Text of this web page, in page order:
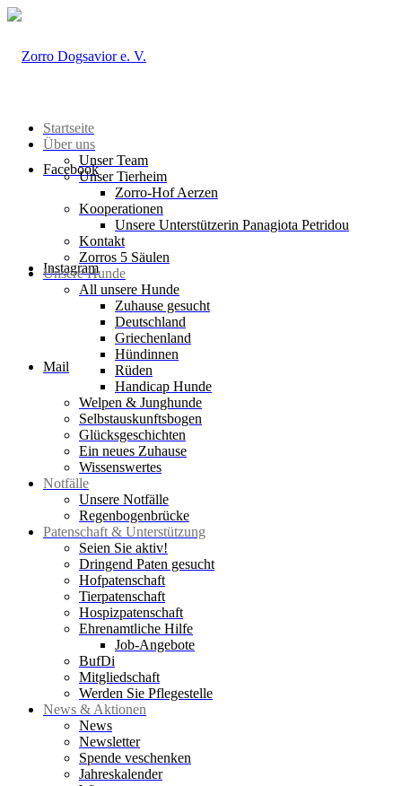
Facebook
Instagram
Mail
Startseite
Über uns
Unser Team
Unser Tierheim
Zorro-Hof Aerzen
Kooperationen
Unsere Unterstützerin Panagiota Petridou
Kontakt
Zorros 5 Säulen
Unsere Hunde
All unsere Hunde
Zuhause gesucht
Deutschland
Griechenland
Hündinnen
Rüden
Handicap Hunde
Welpen & Junghunde
Selbstauskunftsbogen
Glücksgeschichten
Ein neues Zuhause
Wissenswertes
Notfälle
Unsere Notfälle
Regenbogenbrücke
Patenschaft & Unterstützung
Seien Sie aktiv!
Dringend Paten gesucht
Hofpatenschaft
Tierpatenschaft
Hospizpatenschaft
Ehrenamtliche Hilfe
Job-Angebote
BufDi
Mitgliedschaft
Werden Sie Pflegestelle
News & Aktionen
News
Newsletter
Spende veschenken
Jahreskalender